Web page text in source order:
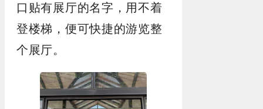
口贴有展厅的名字，用不着
登楼梯，便可快捷的游览整
个展厅。